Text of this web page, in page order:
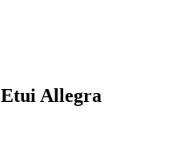
Etui Allegra